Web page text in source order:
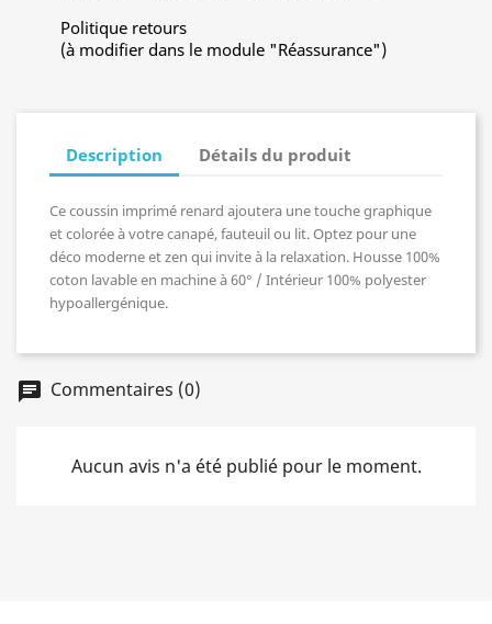
Politique retours
(à modifier dans le module "Réassurance")
Description Détails du produit
Ce coussin imprimé renard ajoutera une touche graphique
et colorée à votre canapé, fauteuil ou lit. Optez pour une
déco moderne et zen qui invite à la relaxation. Housse 100%
coton lavable en machine à 60° / Intérieur 100% polyester
hypoallergénique.
chat Commentaires (0)
Aucun avis n'a été publié pour le moment.